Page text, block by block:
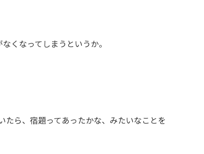
くなってしまうというか。
たら、宿題ってあったかな、みたいなことを